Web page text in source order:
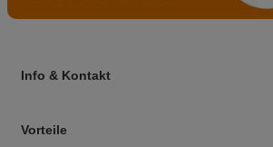
Info & Kontakt
Vorteile